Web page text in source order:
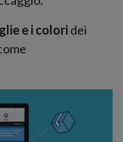
e i coloridei